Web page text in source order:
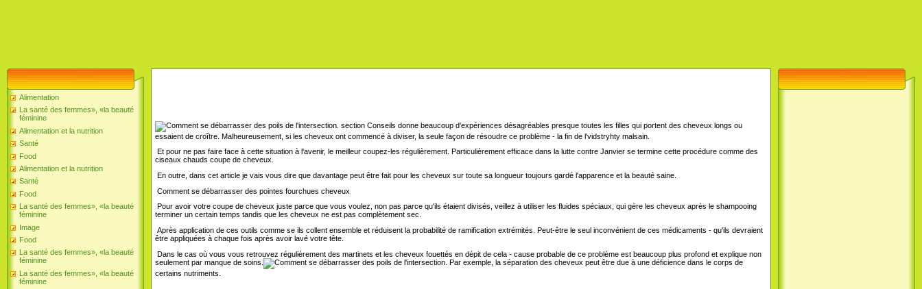
Alimentation
La santé des femmes», «la beauté
féminine
Alimentation et la nutrition
Santé
Food
Alimentation et la nutrition
Santé
Food
La santé des femmes», «la beauté
féminine
Image
Food
La santé des femmes», «la beauté
féminine
La santé des femmes», «la beauté
féminine
section Conseils donne beaucoup d'expériences désagréables presque toutes les filles qui portent des cheveux longs ou
essaient de croître. Malheureusement, si les cheveux ont commencé à diviser, la seule façon de résoudre ce problème - la fin de l'vidstryhty malsain.
Et pour ne pas faire face à cette situation à l'avenir, le meilleur coupez-les régulièrement. Particulièrement efficace dans la lutte contre Janvier se termine cette procédure comme des
ciseaux chauds coupe de cheveux.
En outre, dans cet article je vais vous dire que davantage peut être fait pour les cheveux sur toute sa longueur toujours gardé l'apparence et la beauté saine.
Comment se débarrasser des pointes fourchues cheveux
Pour avoir votre coupe de cheveux juste parce que vous voulez, non pas parce qu'ils étaient divisés, veillez à utiliser les fluides spéciaux, qui gère les cheveux après le shampooing
terminer un certain temps tandis que les cheveux ne est pas complètement sec.
Après application de ces outils comme se ils collent ensemble et réduisent la probabilité de ramification extrémités. Peut-être le seul inconvénient de ces médicaments - qu'ils devraient
être appliquées à chaque fois après avoir lavé votre tête.
Dans le cas où vous vous retrouvez régulièrement des martinets et les cheveux fouettés en dépit de cela - cause probable de ce problème est beaucoup plus profond et explique non
seulement par manque de soins.
Par exemple, la séparation des cheveux peut être due à une déficience dans le corps de
certains nutriments.